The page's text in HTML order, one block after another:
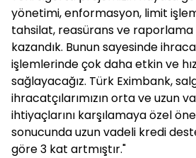
yönetimi, enformasyon, limit
tahsilat, reasürans ve raporlama
kazandık. Bunun sayesinde
işlemlerinde çok daha etkin ve
sağlayacağız. Türk Eximbank,
ihracatçılarımızın orta ve uzun
ihtiyaçlarını karşılamaya özel
sonucunda uzun vadeli kredi
göre 3 kat artmıştır."